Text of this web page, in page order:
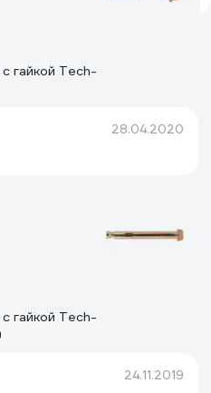
гайкой Tech-
28.04.2020
гайкой Tech-
24.11.2019